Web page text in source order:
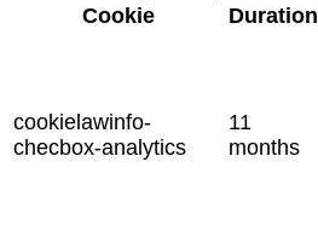
Cookie
Duration
cookielawinfo-
checbox-analytics
11
months